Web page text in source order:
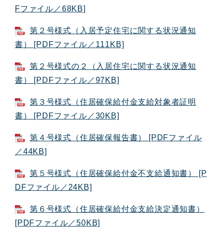
Fファイル／68KB]
第２号様式（入居予定住宅に関する状況通知
書） [PDFファイル／111KB]
第２号様式の２（入居住宅に関する状況通知
書） [PDFファイル／97KB]
第３号様式（住居確保給付金支給対象者証明
書） [PDFファイル／30KB]
第４号様式（住居確保報告書） [PDFファイル
／44KB]
第５号様式（住居確保給付金不支給通知書） [P
DFファイル／24KB]
第６号様式（住居確保給付金支給決定通知書）
[PDFファイル／50KB]